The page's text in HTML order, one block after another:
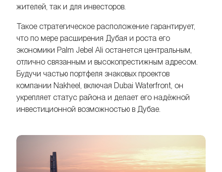
жителей, так и для инвесторов.
Такое стратегическое расположение гарантирует,
что по мере расширения Дубая и роста его
экономики Palm Jebel Ali останется центральным,
отлично связанным и высокопрестижным адресом.
Будучи частью портфеля знаковых проектов
компании Nakheel, включая Dubai Waterfront, он
укрепляет статус района и делает его надёжной
инвестиционной возможностью в Дубае.